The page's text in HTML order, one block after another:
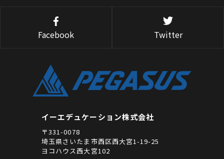
Facebook Twitter
イーエデュケーション株式会社
〒331-0078
埼玉県さいたま市西区西大宮1-19-25
ヨコハウス西大宮102